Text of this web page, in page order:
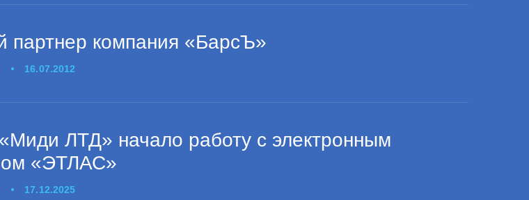
партнер компания «БарсЪ»
16.07.2012
ЛТД» начало работу с электронным
«ЭТЛАС»
17.12.2025